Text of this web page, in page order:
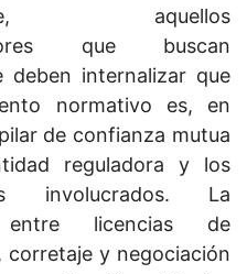
aquellos
que buscan
deben internalizar que
normativo es, en
de confianza mutua
reguladora y los
involucrados. La
entre licencias de
corretaje y negociación